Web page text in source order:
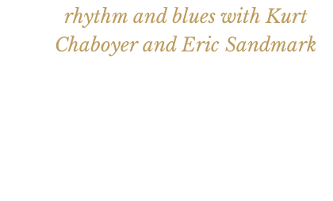
rhythm and blues with Kurt
Chaboyer and Eric Sandmark